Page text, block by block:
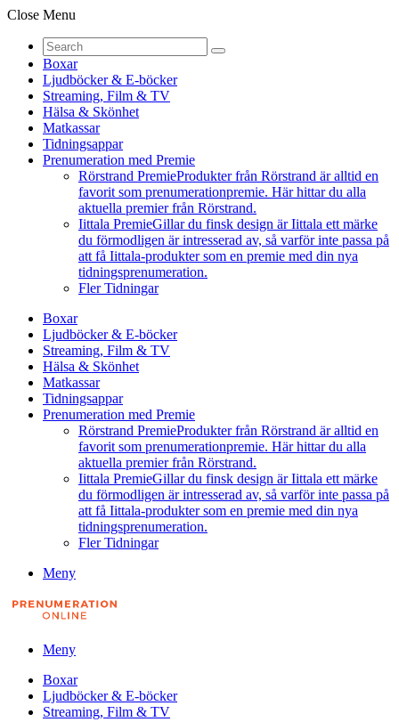
Close Menu
Boxar
Ljudböcker & E-böcker
Streaming, Film & TV
Hälsa & Skönhet
Matkassar
Tidningsappar
Prenumeration med Premie
Rörstrand PremieProdukter från Rörstrand är alltid en
favorit som prenumerationpremie. Här hittar du alla
aktuella premier från Rörstrand.
Iittala PremieGillar du finsk design är Iittala ett märke
du förmodligen är intresserad av, så varför inte passa på
att få Iittala-produkter som en premie med din nya
tidningsprenumeration.
Fler Tidningar
Boxar
Ljudböcker & E-böcker
Streaming, Film & TV
Hälsa & Skönhet
Matkassar
Tidningsappar
Prenumeration med Premie
Rörstrand PremieProdukter från Rörstrand är alltid en
favorit som prenumerationpremie. Här hittar du alla
aktuella premier från Rörstrand.
Iittala PremieGillar du finsk design är Iittala ett märke
du förmodligen är intresserad av, så varför inte passa på
att få Iittala-produkter som en premie med din nya
tidningsprenumeration.
Fler Tidningar
Meny
Meny
Boxar
Ljudböcker & E-böcker
Streaming, Film & TV